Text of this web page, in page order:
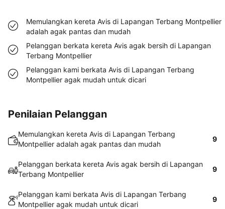
Memulangkan kereta Avis di Lapangan Terbang Montpellier
adalah agak pantas dan mudah
Pelanggan berkata kereta Avis agak bersih di Lapangan
Terbang Montpellier
Pelanggan kami berkata Avis di Lapangan Terbang
Montpellier agak mudah untuk dicari
Penilaian Pelanggan
Memulangkan kereta Avis di Lapangan Terbang
Montpellier adalah agak pantas dan mudah
9
Pelanggan berkata kereta Avis agak bersih di Lapangan
Terbang Montpellier
9
Pelanggan kami berkata Avis di Lapangan Terbang
Montpellier agak mudah untuk dicari
9